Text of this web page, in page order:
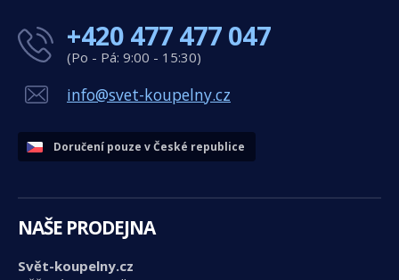
+420 477 477 047
(Po - Pá: 9:00 - 15:30)
info@svet-koupelny.cz
Doručení pouze v České republice
NAŠE PRODEJNA
Svět-koupelny.cz